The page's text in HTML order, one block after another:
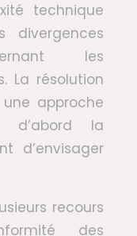
technique
divergences
les
La résolution
approche
d’abord la
d’envisager
recours
des